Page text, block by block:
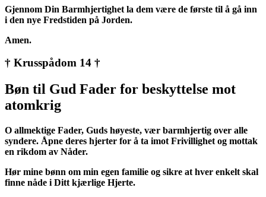
Gjennom Din Barmhjertighet la dem være de første til å gå inn
i den nye Fredstiden på Jorden.
Amen.
† Krusspådom 14 †
Bøn til Gud Fader for beskyttelse mot
atomkrig
O allmektige Fader, Guds høyeste, vær barmhjertig over alle
syndere. Åpne deres hjerter for å ta imot Frivillighet og mottak
en rikdom av Nåder.
Hør mine bønn om min egen familie og sikre at hver enkelt skal
finne nåde i Ditt kjærlige Hjerte.